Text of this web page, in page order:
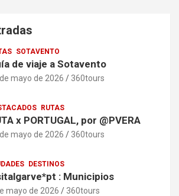
SOTAVENTO
de viaje a Sotavento
mayo de 2026 360tours
RUTAS
x PORTUGAL, por @PVERA
mayo de 2026 360tours
DESTINOS
: Municipios
mayo de 2026 360tours